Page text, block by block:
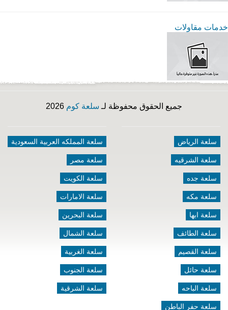
خدمات مقاولات
جميع الحقوق محفوظة لـ سلعة كوم
سلعة الرياض
سلعة الشرقيه
سلعة جده
سلعة مكه
سلعة ابها
سلعة الطائف
سلعة القصيم
سلعة حائل
سلعة الباحه
سلعة حفر الباطن
سلعة المملكه العربية السعودية
سلعة مصر
سلعة الكويت
سلعة الامارات
سلعة البحرين
سلعة الشمال
سلعة الغربية
سلعة الجنوب
سلعة الشرقية